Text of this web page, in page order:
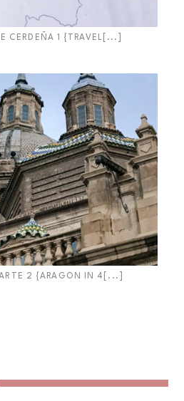
CERDEÑA 1 {TRAVEL[...]
2 {ARAGON IN 4[...]